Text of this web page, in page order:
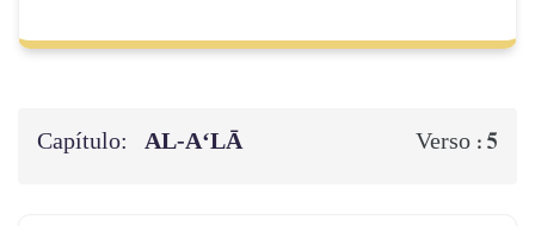
Capítulo: AL‑A‘LĀ Verso : 5